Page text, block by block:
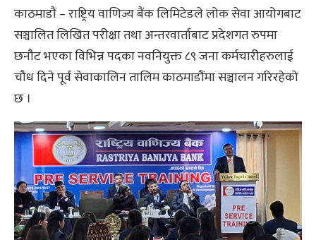
काठमाडौं – राष्ट्रिय वाणिज्य बैंक लिमिटेडले लोक सेवा आयोगबाट
सञ्चालित लिखित परीक्षा तथा अन्तरवार्ताबाट प्रदेशगत रुपमा
छनौट भएका विभिन्न पदका नवनियुक्त ८९ जना कर्मचारीहरुलाई
चौध दिने पूर्व सेवाकालिन तालिम काठमाडौंमा सञ्चालन गरिरहेको
छ ।